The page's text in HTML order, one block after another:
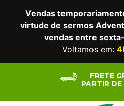
Vendas
virtude de sermos
vendas entre
Voltamos em:
FRETE
PARTIR